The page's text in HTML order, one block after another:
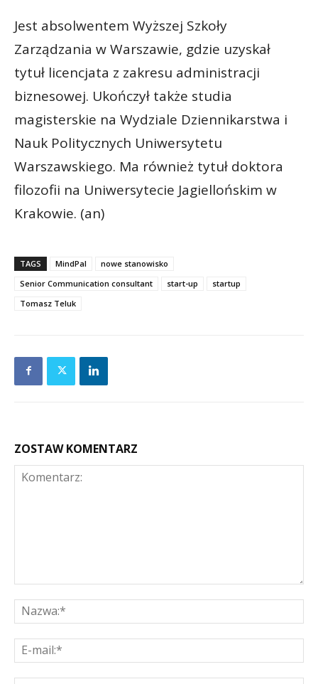
Jest absolwentem Wyższej Szkoły
Zarządzania w Warszawie, gdzie uzyskał
tytuł licencjata z zakresu administracji
biznesowej. Ukończył także studia
magisterskie na Wydziale Dziennikarstwa i
Nauk Politycznych Uniwersytetu
Warszawskiego. Ma również tytuł doktora
filozofii na Uniwersytecie Jagiellońskim w
Krakowie. (an)
TAGS MindPal
nowe stanowisko
Senior Communication consultant
start-up
startup
Tomasz Teluk
ZOSTAW KOMENTARZ